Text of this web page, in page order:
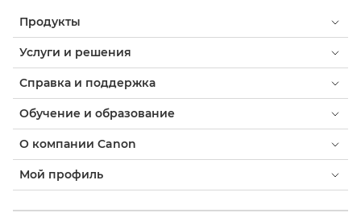
Продукты
Услуги и решения
Справка и поддержка
Обучение и образование
О компании Canon
Мой профиль